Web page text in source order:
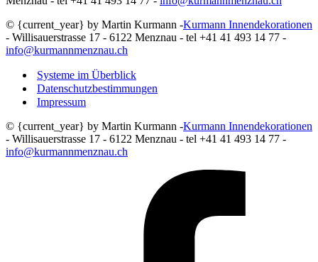
© {current_year} by Martin Kurmann -Kurmann Innendekorationen
- Willisauerstrasse 17 - 6122 Menznau - tel +41 41 493 14 77 -
info@kurmannmenznau.ch
Systeme im Überblick
Datenschutzbestimmungen
Impressum
© {current_year} by Martin Kurmann -Kurmann Innendekorationen
- Willisauerstrasse 17 - 6122 Menznau - tel +41 41 493 14 77 -
info@kurmannmenznau.ch